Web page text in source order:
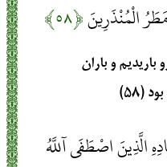
الْمُنْذَرِينَ﴿۵۸﴾
و باران
(۵۸)
الَّذِينَ اصْطَفَى آللَّهُ